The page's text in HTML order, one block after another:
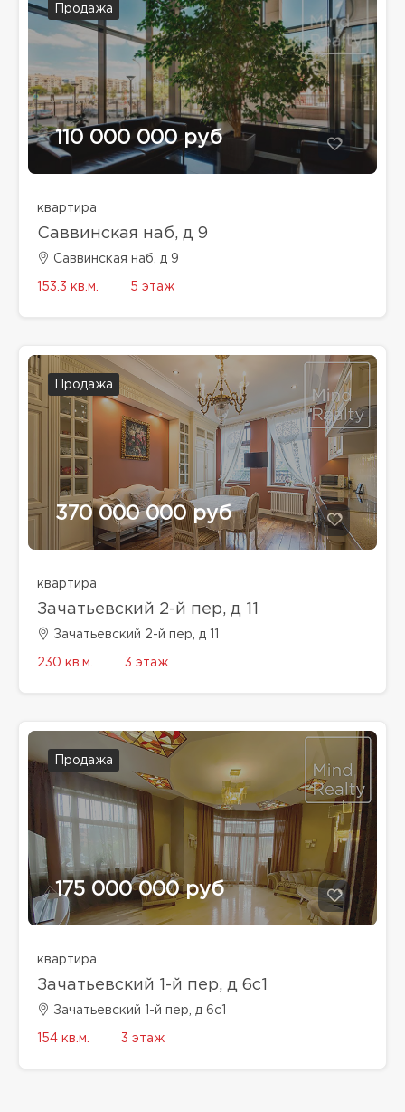
Продажа
110 000 000 руб
квартира
Саввинская наб, д 9
Саввинская наб, д 9
153.3 кв.м. 5 этаж
Продажа
370 000 000 руб
квартира
Зачатьевский 2-й пер, д 11
Зачатьевский 2-й пер, д 11
230 кв.м. 3 этаж
Продажа
175 000 000 руб
квартира
Зачатьевский 1-й пер, д 6с1
Зачатьевский 1-й пер, д 6с1
154 кв.м. 3 этаж